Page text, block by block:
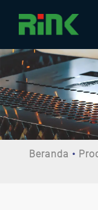
Beranda